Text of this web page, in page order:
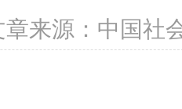
章来源：中国社